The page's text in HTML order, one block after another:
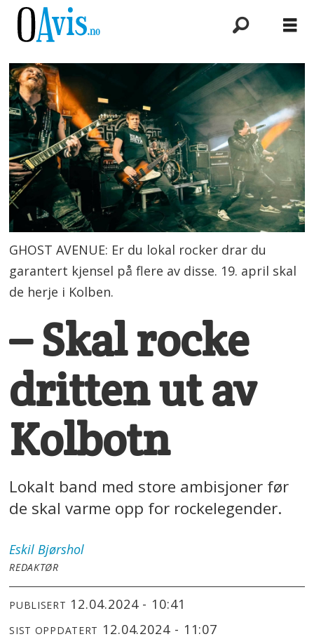
GHOST AVENUE: Er du lokal rocker drar du
garantert kjensel på flere av disse. 19. april skal
de herje i Kolben.
– Skal rocke
dritten ut av
Kolbotn
Lokalt band med store ambisjoner før
de skal varme opp for rockelegender.
Eskil Bjørshol
REDAKTØR
PUBLISERT 12.04.2024 - 10:41
SIST OPPDATERT 12.04.2024 - 11:07